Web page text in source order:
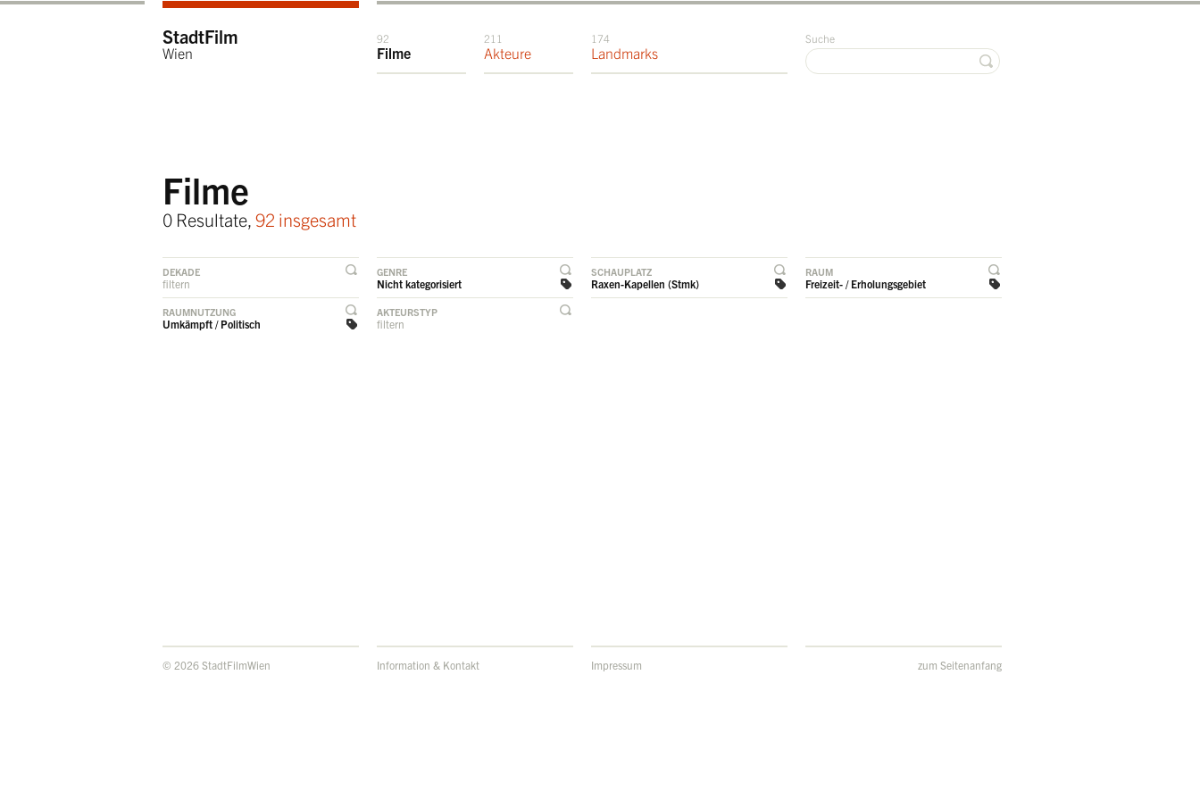
StadtFilm
Wien
92
Filme
211
Akteure
174
Landmarks
Suche
Filme
0 Resultate, 92 insgesamt
DEKADE
filtern
GENRE
Nicht kategorisiert
SCHAUPLATZ
Raxen-Kapellen (Stmk)
RAUM
Freizeit- / Erholungsgebiet
RAUMNUTZUNG
Umkämpft / Politisch
AKTEURSTYP
filtern
© 2026 StadtFilmWien Information & Kontakt Impressum zum Seitenanfang